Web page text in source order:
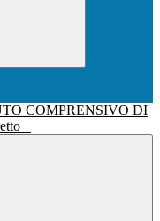
COMPRENSIVO DI